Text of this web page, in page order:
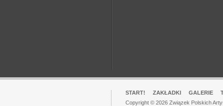
START! ZAKŁADKI GALERIE
Copyright © 2026 Związek Polskich